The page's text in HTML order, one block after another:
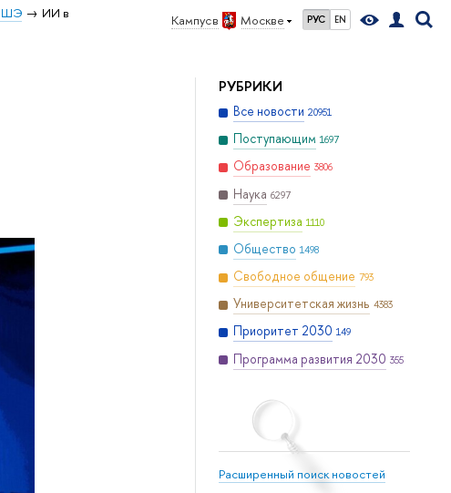
Кампус в Москве РУС EN
ИИ в
РУБРИКИ
Все новости 20951
Поступающим 1697
Образование 3806
Наука 6297
Экспертиза 1110
Общество 1498
Свободное общение 793
Университетская жизнь 4383
Приоритет 2030 149
Программа развития 2030 355
Расширенный поиск новостей